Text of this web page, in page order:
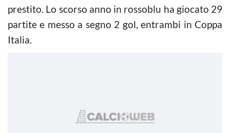
prestito. Lo scorso anno in rossoblu ha giocato 29
partite e messo a segno 2 gol, entrambi in Coppa
Italia.